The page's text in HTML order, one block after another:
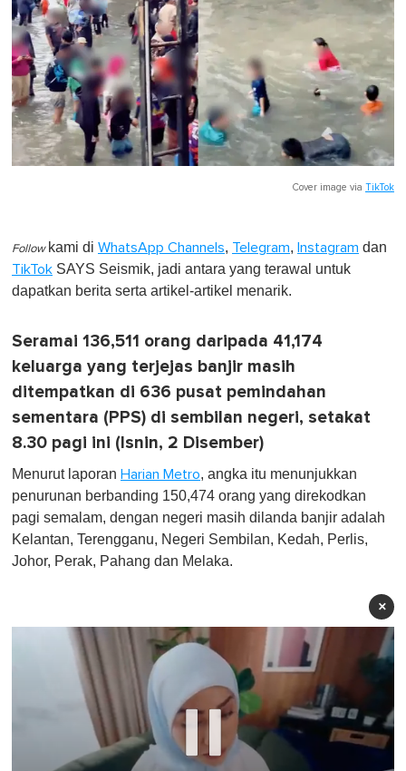
Cover image via TikTok
Follow kami di WhatsApp Channels, Telegram, Instagram dan
TikTok SAYS Seismik, jadi antara yang terawal untuk
dapatkan berita serta artikel-artikel menarik.
Seramai 136,511 orang daripada 41,174
keluarga yang terjejas banjir masih
ditempatkan di 636 pusat pemindahan
sementara (PPS) di sembilan negeri, setakat
8.30 pagi ini (Isnin, 2 Disember)
Menurut laporan Harian Metro, angka itu menunjukkan
penurunan berbanding 150,474 orang yang direkodkan
pagi semalam, dengan negeri masih dilanda banjir adalah
Kelantan, Terengganu, Negeri Sembilan, Kedah, Perlis,
Johor, Perak, Pahang dan Melaka.
×